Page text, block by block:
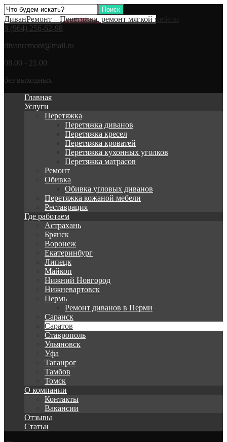
ДиванРемонт – Перетяжка, ремонт мягкой мебели
8 (964) 256-62-98
divanremont@mail.ru
08.00 - 21.00
без выходных
Главная
Услуги
Перетяжка
Перетяжка диванов
Перетяжка кресел
Перетяжка кроватей
Перетяжка кухонных уголков
Перетяжка матрасов
Ремонт
Обивка
Обивка угловых диванов
Перетяжка кожаной мебели
Реставрация
Где работаем
Астрахань
Брянск
Воронеж
Екатеринбург
Липецк
Майкоп
Нижний Новгород
Нижневартовск
Пермь
Ремонт диванов в Перми
Саранск
Саратов
Ставрополь
Ульяновск
Уфа
Таганрог
Тамбов
Томск
О компании
Контакты
Вакансии
Отзывы
Статьи